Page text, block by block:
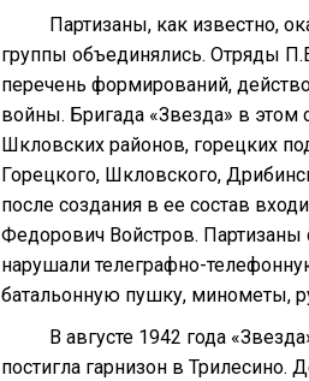
Партизаны, как известно,
группы объединялись. Отряды
перечень формирований,
войны. Бригада «Звезда» в этом
Шкловских районов, горецких
Горецкого, Шкловского,
после создания в ее состав
Федорович Войстров. Партизаны
нарушали телеграфно-
батальонную пушку, минометы,
В августе 1942 года
постигла гарнизон в